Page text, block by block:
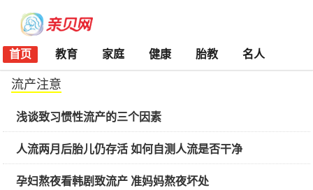
首页 教育 家庭 健康 胎教 名人
流产注意
浅谈致习惯性流产的三个因素
人流两月后胎儿仍存活 如何自测人流是否干净
孕妇熬夜看韩剧致流产 准妈妈熬夜坏处